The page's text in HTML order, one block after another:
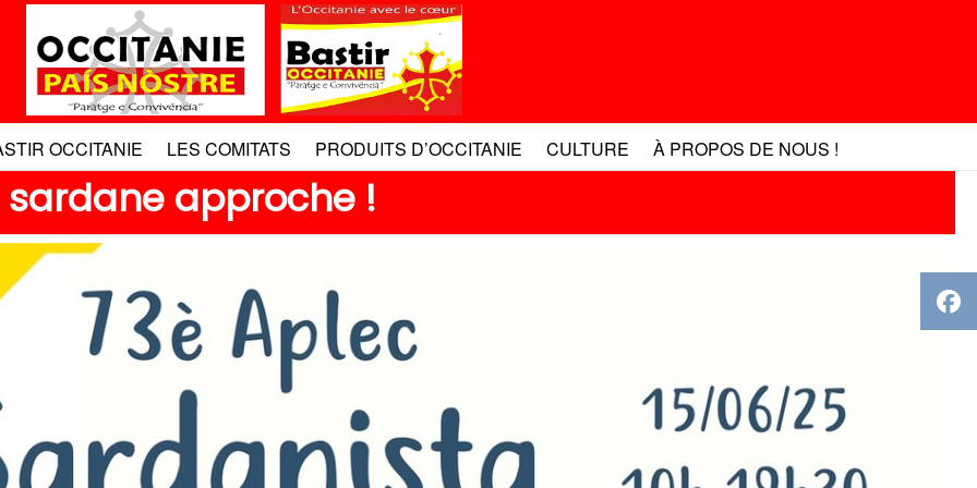
OCCITANIE LES COMITATS PRODUITS D’OCCITANIE CULTURE À PROPOS DE NOUS !
sardane approche !